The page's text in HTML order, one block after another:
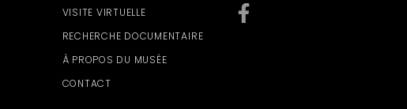
VISITE VIRTUELLE
RECHERCHE DOCUMENTAIRE
À PROPOS DU MUSÉE
CONTACT